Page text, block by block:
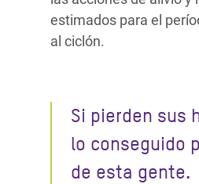
estimados para el
al ciclón.
Si pierden sus
lo conseguido
de esta gente.